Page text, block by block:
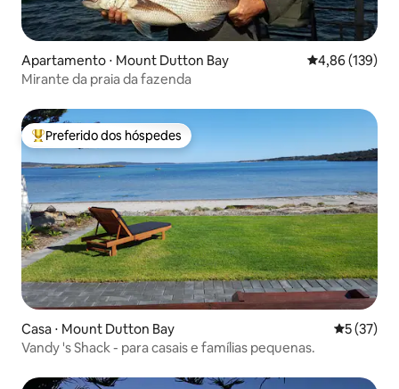
Apartamento ⋅ Mount Dutton Bay 4,86 de uma
4,86 (139)
Mirante da praia da fazenda
Entre os melhores preferidos dos hóspedes
Preferido dos hóspedes
Casa ⋅ Mount Dutton Bay 5 de uma
5 (37)
Vandy 's Shack - para casais e famílias pequenas.